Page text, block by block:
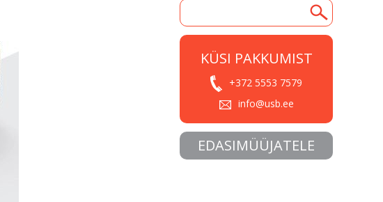
KÜSI PAKKUMIST
+372 5553 7579
info@usb.ee
EDASIMÜÜJATELE